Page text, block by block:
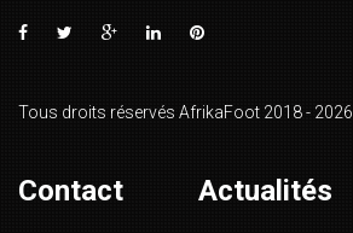
Tous droits réservés AfrikaFoot 2018 - 2026
Contact Actualités